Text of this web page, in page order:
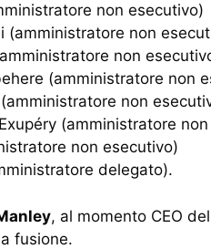
non esecutivo)
(amministratore non
non
(amministratore non
non
(amministratore
non esecutivo)
delegato).
, al momento CEO
fusione.